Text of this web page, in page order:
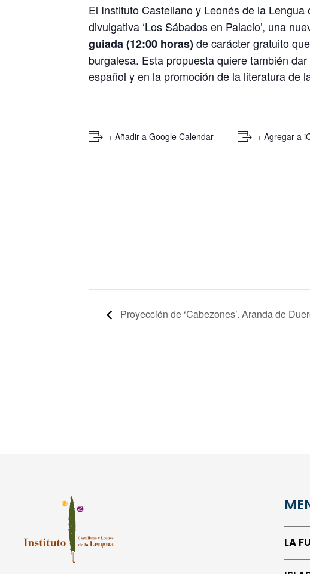
El Instituto Castellano y Leonés de la Lengua
divulgativa ‘Los Sábados en Palacio’, una
guiada (12:00 horas)de carácter gratuito
burgalesa. Esta propuesta quiere también
español y en la promoción de la literatura de
+ Añadir a Google Calendar
+ Agregar a
Proyección de ‘Cabezones’. Aranda de
LA